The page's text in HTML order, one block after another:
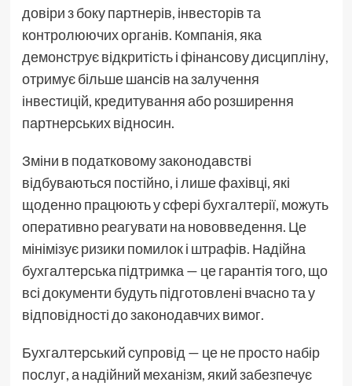
довіри з боку партнерів, інвесторів та
контролюючих органів. Компанія, яка
демонструє відкритість і фінансову дисципліну,
отримує більше шансів на залучення
інвестицій, кредитування або розширення
партнерських відносин.
Зміни в податковому законодавстві
відбуваються постійно, і лише фахівці, які
щоденно працюють у сфері бухгалтерії, можуть
оперативно реагувати на нововведення. Це
мінімізує ризики помилок і штрафів. Надійна
бухгалтерська підтримка — це гарантія того, що
всі документи будуть підготовлені вчасно та у
відповідності до законодавчих вимог.
Бухгалтерський супровід — це не просто набір
послуг, а надійний механізм, який забезпечує